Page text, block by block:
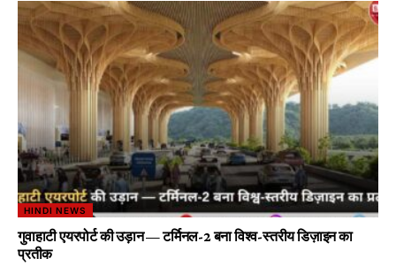
HINDI NEWS
गुवाहाटी एयरपोर्ट की उड़ान — टर्मिनल-2 बना विश्व-स्तरीय डिज़ाइन का
प्रतीक